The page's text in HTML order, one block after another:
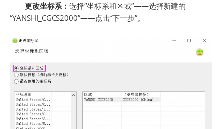
更改坐标系： 选择“坐标系和区域”——选择新建的
“YANSHI_CGCS2000”——点击“下一步”。